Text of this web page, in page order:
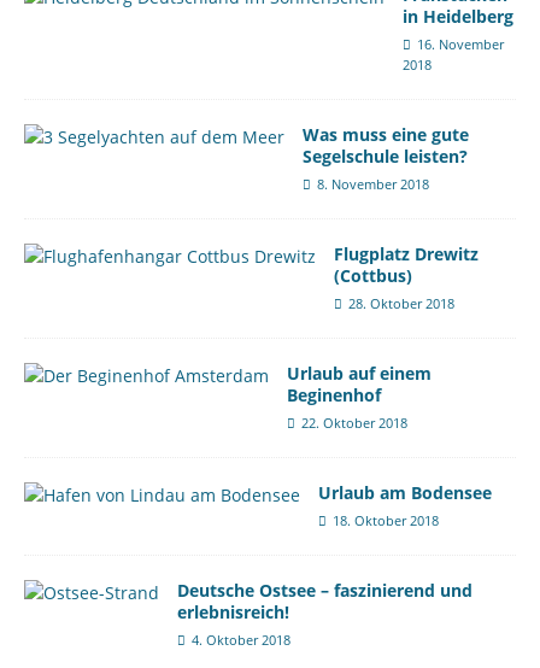
in Heidelberg
16. November
2018
Was muss eine gute
Segelschule leisten?
8. November 2018
Flugplatz Drewitz
(Cottbus)
28. Oktober 2018
Urlaub auf einem
Beginenhof
22. Oktober 2018
Urlaub am Bodensee
18. Oktober 2018
Deutsche Ostsee – faszinierend und
erlebnisreich!
4. Oktober 2018